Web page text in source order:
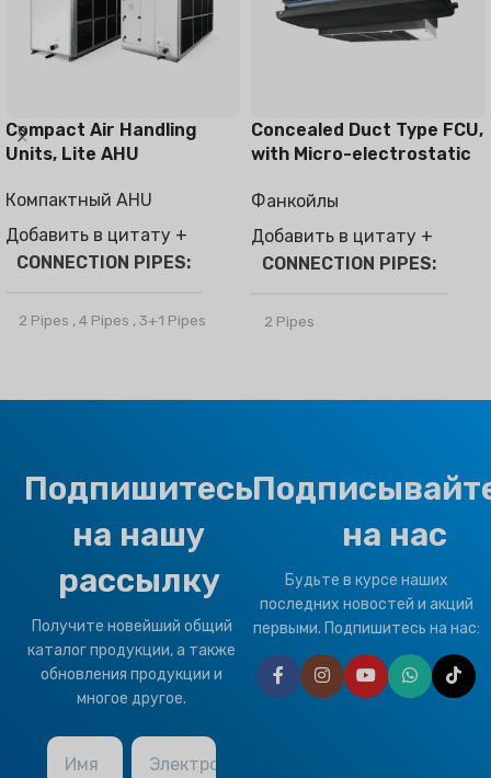
Compact Air Handling
Units, Lite AHU
Компактный AHU
Добавить в цитату +
CONNECTION PIPES
2 Pipes ,4 Pipes ,3+1 Pipes
Motorized Valves &
Thermostat Controller
HEALTHY PLUS
Fresh Air
Concealed Duct Type FCU,
with Micro-electrostatic
Фанкойлы
Добавить в цитату +
CONNECTION PIPES
2 Pipes
Motorized Valves &
Thermostat Controller
Подпишитесь
на нашу
рассылку
Получите новейший общий
каталог продукции, а также
обновления продукции и
многое другое.
Имя Электронная почта
на нас
Будьте в курсе наших
последних новостей и акций
первыми. Подпишитесь на нас: